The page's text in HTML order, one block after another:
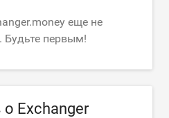
еще не
Будьте первым!
Exchanger